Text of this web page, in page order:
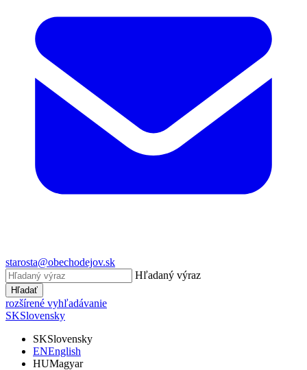
starosta@obechodejov.sk
Hľadaný výraz
Hľadať
rozšírené vyhľadávanie
SKSlovensky
SKSlovensky
ENEnglish
HUMagyar